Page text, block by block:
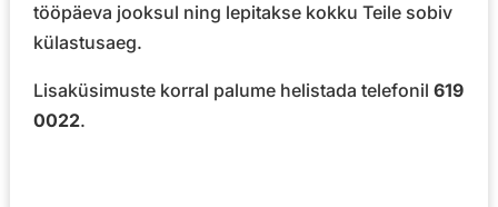
tööpäeva jooksul ning lepitakse kokku Teile sobiv
külastusaeg.
Lisaküsimuste korral palume helistada telefonil619
0022.